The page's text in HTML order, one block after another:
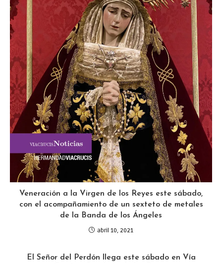
Veneración a la Virgen de los Reyes este sábado,
con el acompañamiento de un sexteto de metales
de la Banda de los Ángeles
abril 10, 2021
El Señor del Perdón llega este sábado en Vía